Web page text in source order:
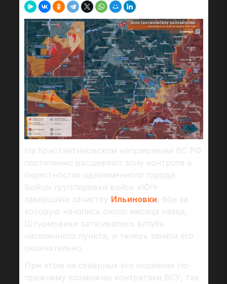
На Константиновском направлении ВС РФ
постепенно расширяют зону контроля в
окрестностях одноименного города.
Бойцы группировки войск «Юг»
завершили зачистку Ильиновки, бои за
которую начались около месяца назад.
Штурмовики затягивались вглубь
населенного пункта, и теперь заняли его
окончательно.
При этом на северных его окраинах по-
прежнему возможны контратаки ВСУ, так